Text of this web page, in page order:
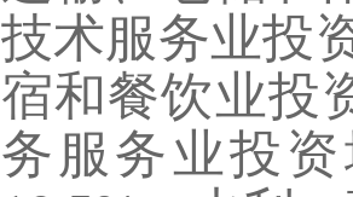
技术服务业投
宿和餐饮业投
务服务业投